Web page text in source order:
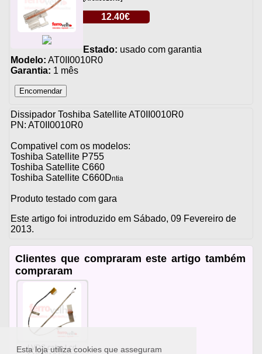
Esta loja utiliza cookies que asseguram
12.40€
Estado: usado com garantia
Modelo: AT0II0010R0
Garantia: 1 mês
Dissipador Toshiba Satellite AT0II0010R0
PN: AT0II0010R0
Compativel com os modelos:
Toshiba Satellite P755
Toshiba Satellite C660
Toshiba Satellite C660Dntia
Produto testado com gara
Este artigo foi introduzido em Sábado, 09 Fevereiro de
2013.
Clientes que compraram este artigo também
compraram
LVDS cabo Lcd